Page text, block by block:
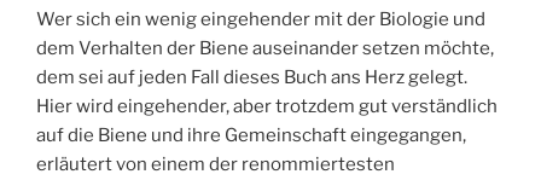
Wer sich ein wenig eingehender mit der Biologie und
dem Verhalten der Biene auseinander setzen möchte,
dem sei auf jeden Fall dieses Buch ans Herz gelegt.
Hier wird eingehender, aber trotzdem gut verständlich
auf die Biene und ihre Gemeinschaft eingegangen,
erläutert von einem der renommiertesten